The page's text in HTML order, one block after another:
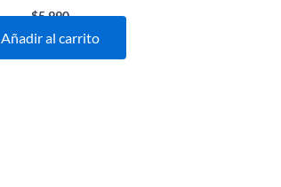
$5.990
Añadir al carrito